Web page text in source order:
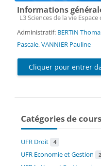
Informations
Catégorie de cours
L3 Sciences de la vie
Administratif: BERTIN
Pascale,VANNIER Pauline
Cliquer pour entrer
Catégories de cours
UFR Droit 4
UFR Economie et Gestion 2